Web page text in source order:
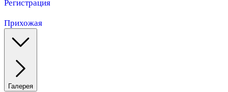
Регистрация
Прихожая
Галерея